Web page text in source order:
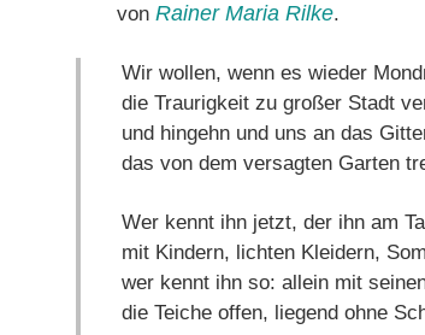
von Rainer Maria Rilke.
Wir wollen, wenn es wieder
die Traurigkeit zu großer Stadt
und hingehn und uns an das
das von dem versagten Garten
Wer kennt ihn jetzt, der ihn am
mit Kindern, lichten Kleidern,
wer kennt ihn so: allein mit
die Teiche offen, liegend ohne